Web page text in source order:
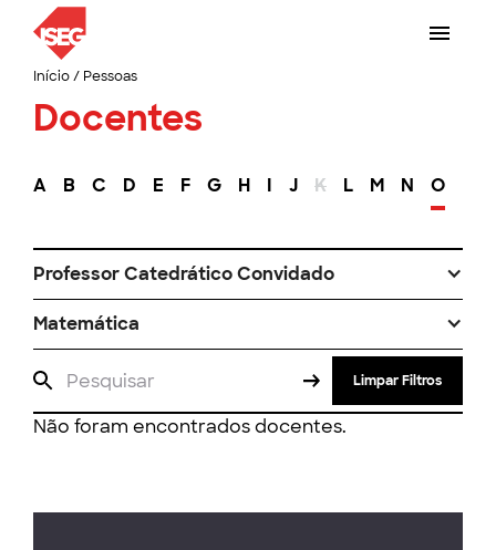
Início/ Pessoas
Docentes
A B C D E F G H I J K L M N O
Professor Catedrático Convidado
Matemática
Limpar Filtros
Não foram encontrados docentes.